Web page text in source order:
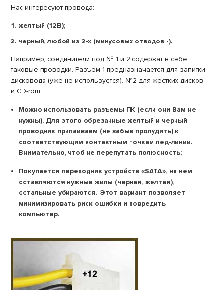
Нас интересуют провода:
желтый (12В);
черный, любой из 2-х (минусовых отводов -).
Например, соединители под № 1 и 2 содержат в себе
таковые проводки. Разъем 1 предназначается для запитки
дисковода (уже не используется), №2 для жестких дисков
и СD-rom.
Можно использовать разъемы ПК (если они Вам не
нужны). Для этого обрезанные желтый и черный
проводник припаиваем (не забыв пролудить) к
соответствующим контактным точкам лед-линии.
Внимательно, чтоб не перепутать полюсность;
Покупается переходник устройств «SATA», на нем
оставляются нужные жилы (черная, желтая),
остальные убираются. Этот вариант позволяет
минимизировать риск ошибки и повредить
компьютер.